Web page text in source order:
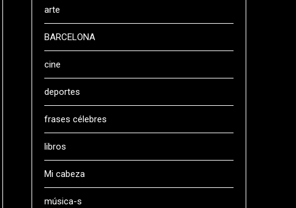
arte
BARCELONA
cine
deportes
frases célebres
libros
Mi cabeza
música-s